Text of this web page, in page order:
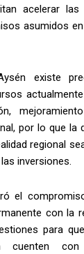
acelerar
asumidos
existe
por lo que la
regional
inversiones.
el
con la
para
cuenten con